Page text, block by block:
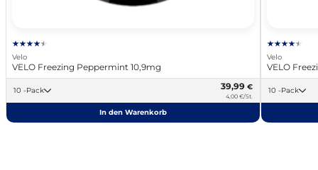
Velo
VELO Freezing Peppermint 10,9mg
10 -Pack 39,99 €
4,00 €/St.
In den Warenkorb
Velo
VELO
10 -Pack